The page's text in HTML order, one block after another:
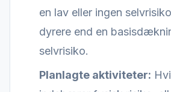
en lav eller ingen
dyrere end en
selvrisiko.
Planlagte aktiviteter: